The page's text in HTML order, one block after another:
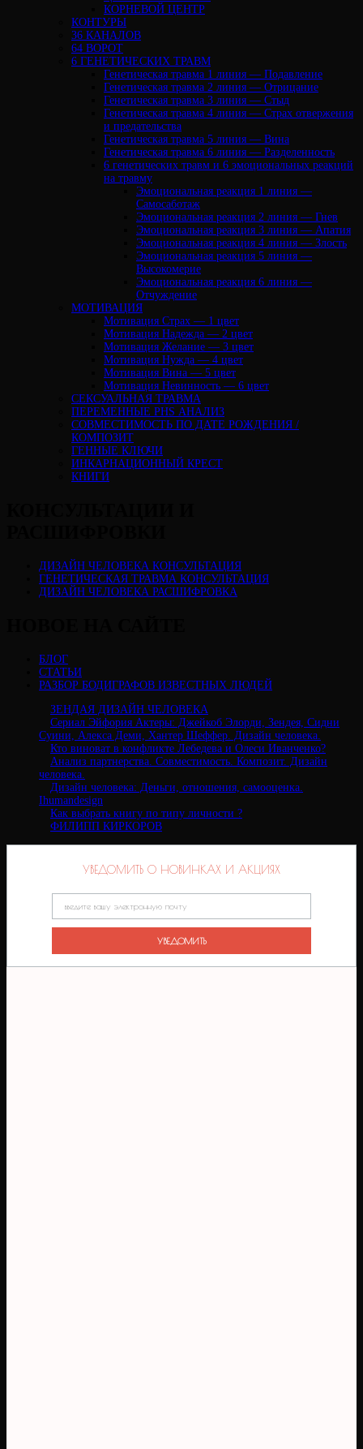
КОРНЕВОЙ ЦЕНТР
КОНТУРЫ
36 КАНАЛОВ
64 ВОРОТ
6 ГЕНЕТИЧЕСКИХ ТРАВМ
Генетическая травма 1 линия — Подавление
Генетическая травма 2 линия — Отрицание
Генетическая травма 3 линия — Стыд
Генетическая травма 4 линия — Страх отвержения
и предательства
Генетическая травма 5 линия — Вина
Генетическая травма 6 линия — Разделенность
6 генетических травм и 6 эмоциональных реакций
на травму
Эмоциональная реакция 1 линия —
Самосаботаж
Эмоциональная реакция 2 линия — Гнев
Эмоциональная реакция 3 линия — Апатия
Эмоциональная реакция 4 линия — Злость
Эмоциональная реакция 5 линия —
Высокомерие
Эмоциональная реакция 6 линия —
Отчуждение
МОТИВАЦИЯ
Мотивация Страх — 1 цвет
Мотивация Надежда — 2 цвет
Мотивация Желание — 3 цвет
Мотивация Нужда — 4 цвет
Мотивация Вина — 5 цвет
Мотивация Невинность — 6 цвет
СЕКСУАЛЬНАЯ ТРАВМА
ПЕРЕМЕННЫЕ PHS АНАЛИЗ
CОВМЕСТИМОСТЬ ПО ДАТЕ РОЖДЕНИЯ /
КОМПОЗИТ
ГЕННЫЕ КЛЮЧИ
ИНКАРНАЦИОННЫЙ КРЕСТ
КНИГИ
ДИЗАЙН ЧЕЛОВЕКА КОНСУЛЬТАЦИЯ
ГЕНЕТИЧЕСКАЯ ТРАВМА КОНСУЛЬТАЦИЯ
ДИЗАЙН ЧЕЛОВЕКА РАСШИФРОВКА
БЛОГ
СТАТЬИ
РАЗБОР БОДИГРАФОВ ИЗВЕСТНЫХ ЛЮДЕЙ
ЗЕНДАЯ ДИЗАЙН ЧЕЛОВЕКА
Сериал Эйфория Актеры: Джейкоб Элорди, Зендея, Сидни
Суини, Алекса Деми, Хантер Шеффер. Дизайн человека.
Кто виноват в конфликте Лебедева и Олеси Иванченко?
Анализ партнерства. Совместимость. Композит. Дизайн
человека.
Дизайн человека: Деньги, отношения, самооценка.
Ihumandesign
Как выбрать книгу по типу личности ?
ФИЛИПП КИРКОРОВ
УВЕДОМИТЬ О НОВИНКАХ И АКЦИЯХ